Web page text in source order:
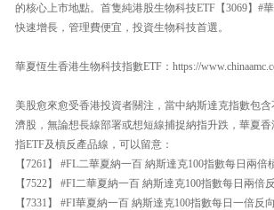
的核心上市地點。首隻純港股生物科技ETF【3069】#
快速增長，管理費便宜，投資生物科技首選。
華夏恆生香港生物科技指數ETF：https://
美股愈來愈受香港投資者關注，當中納斯達克指數包
濟股，無論想長線部署或想短線捕捉納指升跌，華夏
指ETF及槓反產品線，可以留意：
【7261】 #FL二華夏納一百 納斯達克100指數每日兩倍
【7522】 #FI二華夏納一百 納斯達克100指數每日兩倍
【7331】 #FI華夏納一百 納斯達克100指數每日一倍反